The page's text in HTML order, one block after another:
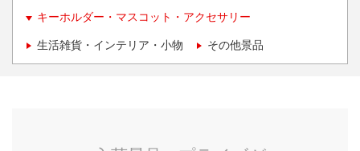
キーホルダー・マスコット・アクセサリー
生活雑貨・インテリア・小物 その他景品